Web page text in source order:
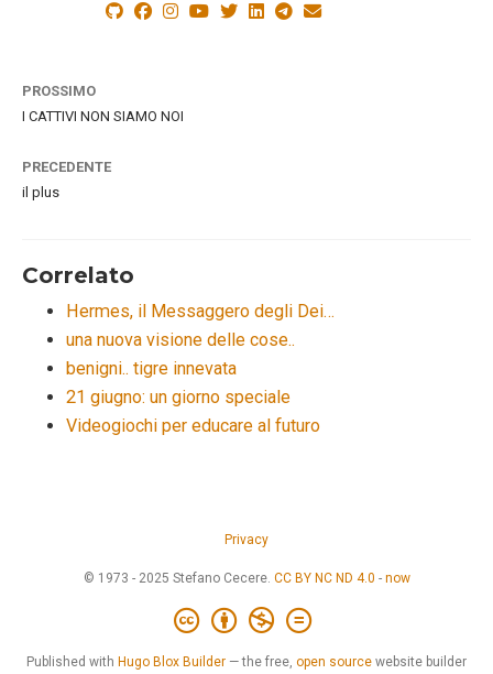
PROSSIMO
I CATTIVI NON SIAMO NOI
PRECEDENTE
il plus
Correlato
Hermes, il Messaggero degli Dei…
una nuova visione delle cose..
benigni.. tigre innevata
21 giugno: un giorno speciale
Videogiochi per educare al futuro
Privacy
© 1973 - 2025 Stefano Cecere. CC BY NC ND 4.0 - now
Published with Hugo Blox Builder — the free, open source website builder